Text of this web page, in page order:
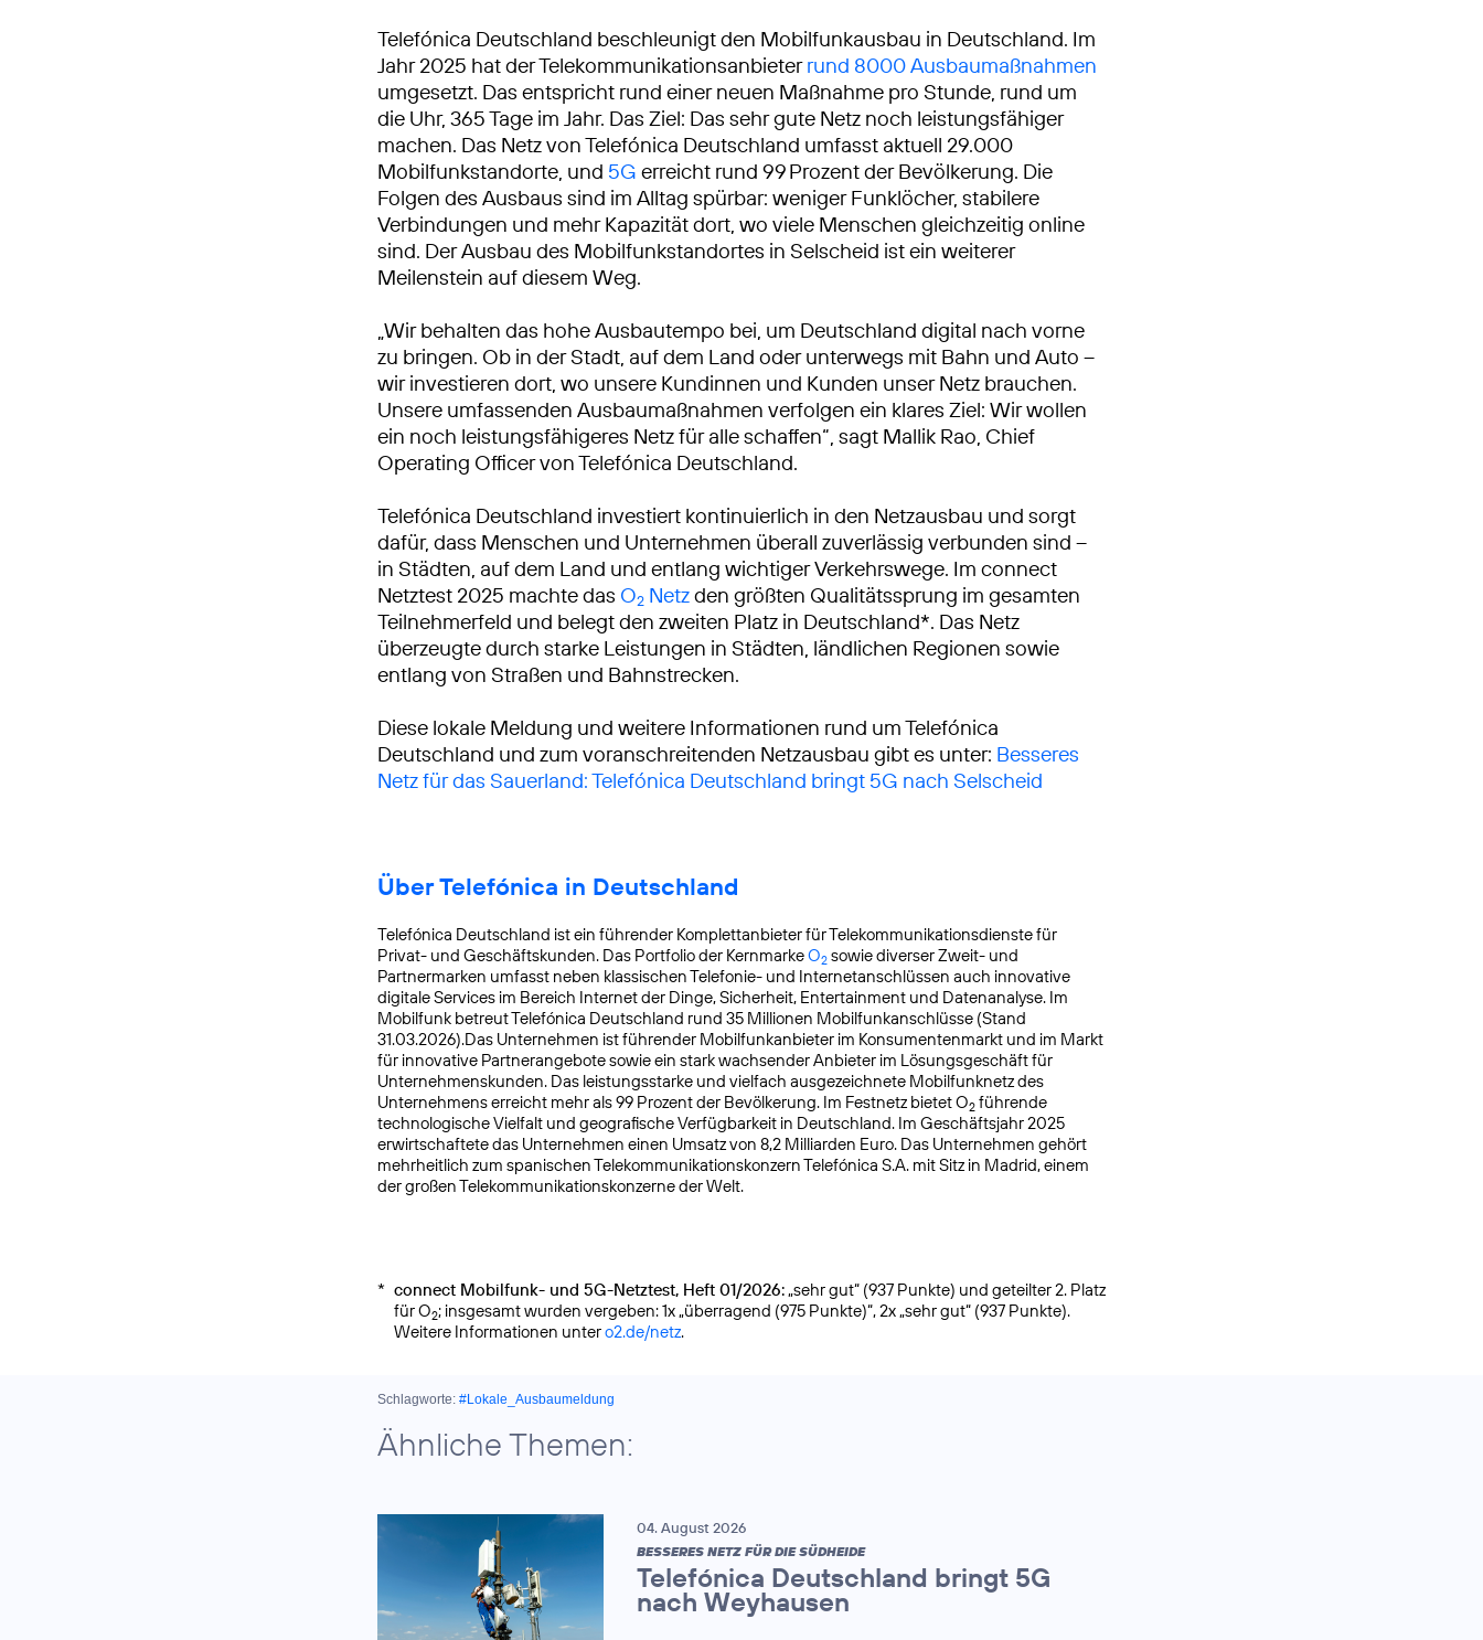
Telefónica Deutschland beschleunigt den Mobilfunkausbau in Deutschland. Im
Jahr 2025 hat der Telekommunikationsanbieterrund 8000 Ausbaumaßnahmen
umgesetzt. Das entspricht rund einer neuen Maßnahme pro Stunde, rund um
die Uhr, 365 Tage im Jahr. Das Ziel: Das sehr gute Netz noch leistungsfähiger
machen. Das Netz von Telefónica Deutschland umfasst aktuell 29.000
Mobilfunkstandorte, und 5G erreicht rund 99 Prozent der Bevölkerung. Die
Folgen des Ausbaus sind im Alltag spürbar: weniger Funklöcher, stabilere
Verbindungen und mehr Kapazität dort, wo viele Menschen gleichzeitig online
sind. Der Ausbau des Mobilfunkstandortes in Selscheid ist ein weiterer
Meilenstein auf diesem Weg.
„Wir behalten das hohe Ausbautempo bei, um Deutschland digital nach vorne
zu bringen. Ob in der Stadt, auf dem Land oder unterwegs mit Bahn und Auto –
wir investieren dort, wo unsere Kundinnen und Kunden unser Netz brauchen.
Unsere umfassenden Ausbaumaßnahmen verfolgen ein klares Ziel: Wir wollen
ein noch leistungsfähigeres Netz für alle schaffen“, sagt Mallik Rao, Chief
Operating Officer von Telefónica Deutschland.
Telefónica Deutschland investiert kontinuierlich in den Netzausbau und sorgt
dafür, dass Menschen und Unternehmen überall zuverlässig verbunden sind –
in Städten, auf dem Land und entlang wichtiger Verkehrswege. Im connect
Netztest 2025 machte das O2 Netzden größten Qualitätssprung im gesamten
Teilnehmerfeld und belegt den zweiten Platz in Deutschland*. Das Netz
überzeugte durch starke Leistungen in Städten, ländlichen Regionen sowie
entlang von Straßen und Bahnstrecken.
Diese lokale Meldung und weitere Informationen rund um Telefónica
Deutschland und zum voranschreitenden Netzausbau gibt es unter: Besseres
Netz für das Sauerland: Telefónica Deutschland bringt 5G nach Selscheid
Über Telefónica in Deutschland
Telefónica Deutschland ist ein führender Komplettanbieter für Telekommunikationsdienste für
Privat- und Geschäftskunden. Das Portfolio der KernmarkeO2 sowie diverser Zweit- und
Partnermarken umfasst neben klassischen Telefonie- und Internetanschlüssen auch innovative
digitale Services im Bereich Internet der Dinge, Sicherheit, Entertainment und Datenanalyse. Im
Mobilfunk betreut Telefónica Deutschland rund 35 Millionen Mobilfunkanschlüsse (Stand
31.03.2026).Das Unternehmen ist führender Mobilfunkanbieter im Konsumentenmarkt und im Markt
für innovative Partnerangebote sowie ein stark wachsender Anbieter im Lösungsgeschäft für
Unternehmenskunden. Das leistungsstarke und vielfach ausgezeichnete Mobilfunknetz des
Unternehmens erreicht mehr als 99 Prozent der Bevölkerung. Im Festnetz bietet O2 führende
technologische Vielfalt und geografische Verfügbarkeit in Deutschland. Im Geschäftsjahr 2025
erwirtschaftete das Unternehmen einen Umsatz von 8,2 Milliarden Euro. Das Unternehmen gehört
mehrheitlich zum spanischen Telekommunikationskonzern Telefónica S.A. mit Sitz in Madrid, einem
der großen Telekommunikationskonzerne der Welt.
* connect Mobilfunk- und 5G-Netztest, Heft 01/2026: „sehr gut“ (937 Punkte) und geteilter 2. Platz
für O2; insgesamt wurden vergeben: 1x „überragend (975 Punkte)“, 2x „sehr gut“ (937 Punkte).
Weitere Informationen untero2.de/netz.
Schlagworte: #Lokale_Ausbaumeldung
Ähnliche Themen:
04. August 2026
BESSERES NETZ FÜR DIE SÜDHEIDE
Telefónica Deutschland bringt 5G
nach Weyhausen